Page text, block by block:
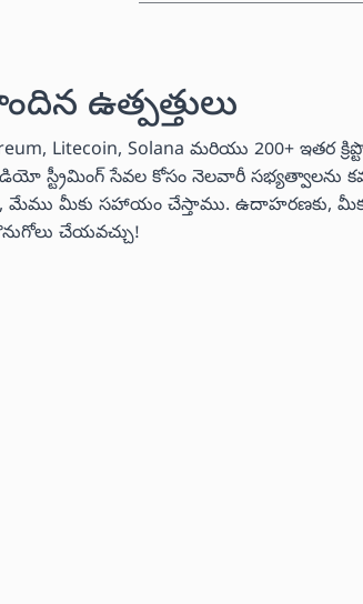
ఉత్పత్తులు
Litecoin, Solana మరియు 200+ ఇతర
వీడియో స్ట్రీమింగ్ సేవల కోసం నెలవారీ
మేము మీకు సహాయం చేస్తాము. ఉదాహరణకు,
చేయవచ్చు!